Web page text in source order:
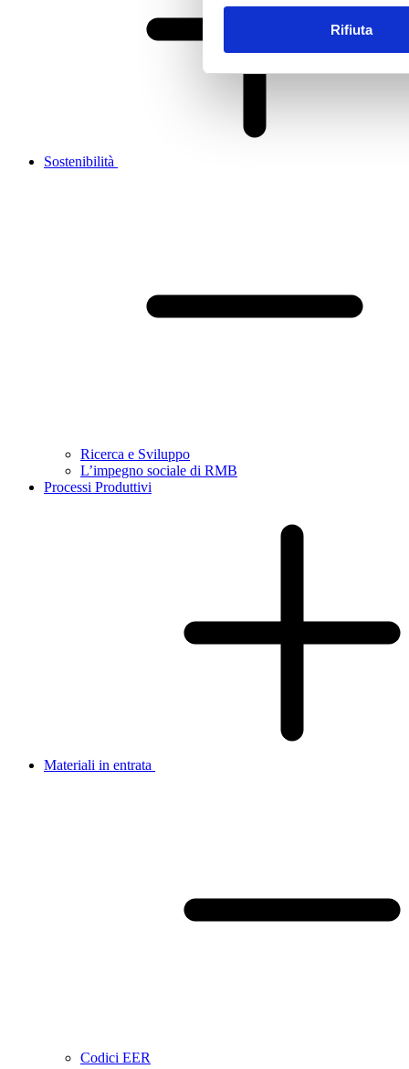
Rifiuta
Sostenibilità
Ricerca e Sviluppo
L’impegno sociale di RMB
Processi Produttivi
Materiali in entrata
Codici EER